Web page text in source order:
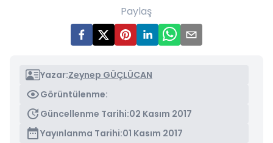
Paylaş
Yazar:Zeynep GÜÇLÜCAN
Görüntülenme:
Güncellenme Tarihi:02 Kasım 2017
Yayınlanma Tarihi:01 Kasım 2017